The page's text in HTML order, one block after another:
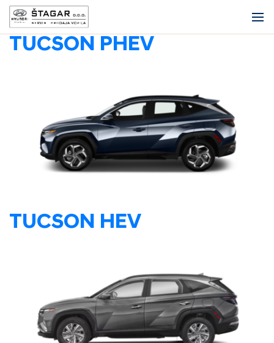
TUCSON PHEV
TUCSON HEV